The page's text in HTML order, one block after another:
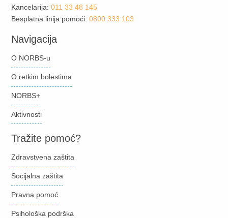
Kancelarija: 011 33 48 145
Besplatna linija pomoći: 0800 333 103
Navigacija
O NORBS-u
O retkim bolestima
NORBS+
Aktivnosti
Tražite pomoć?
Zdravstvena zaštita
Socijalna zaštita
Pravna pomoć
Psihološka podrška